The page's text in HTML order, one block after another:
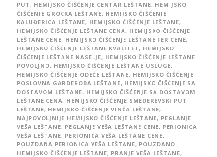
PUT , HEMIJSKO ČIŠĆENJE CENTAR LEŠTANE, HEMIJSKO
ČIŠĆENJE GROCKA LEŠTANE, HEMIJSKO ČIŠĆENJE
KALUĐERICA LEŠTANE, HEMIJSKO ČIŠĆENJE LEŠTANE,
HEMIJSKO ČIŠĆENJE LEŠTANE CENA , HEMIJSKO ČIŠĆENJE
LEŠTANE CENE, HEMIJSKO ČIŠĆENJE LEŠTANE FER CENE,
HEMIJSKO ČIŠĆENJE LEŠTANE KVALITET , HEMIJSKO
ČIŠĆENJE LEŠTANE NASELJE, HEMIJSKO ČIŠĆENJE LEŠTANE
POVOLJNO, HEMIJSKO ČIŠĆENJE LEŠTANE USLUGE,
HEMIJSKO ČIŠĆENJE ODEĆE LEŠTANE, HEMIJSKO ČIŠĆENJE
POSLOVNA GARDEROBA LEŠTANE, HEMIJSKO ČIŠĆENJE SA
DOSTAVOM LEŠTANE, HEMIJSKO ČIŠĆENJE SA DOSTAVOM
LEŠTANE CENA , HEMIJSKO ČIŠĆENJE SMEDEREVSKI PUT
LEŠTANE, HEMIJSKO ČIŠĆENJE VINČA LEŠTANE,
NAJPOVOLJNIJE HEMIJSKO ČIŠĆENJE LEŠTANE, PEGLANJE
VEŠA LEŠTANE, PEGLANJE VEŠA LEŠTANE CENE, PERIONICA
VEŠA LEŠTANE, PERIONICA VEŠA LEŠTANE CENE,
POUZDANA PERIONICA VEŠA LEŠTANE, POUZDANO
HEMIJSKO ČIŠĆENJE LEŠTANE, PRANJE VEŠA LEŠTANE,